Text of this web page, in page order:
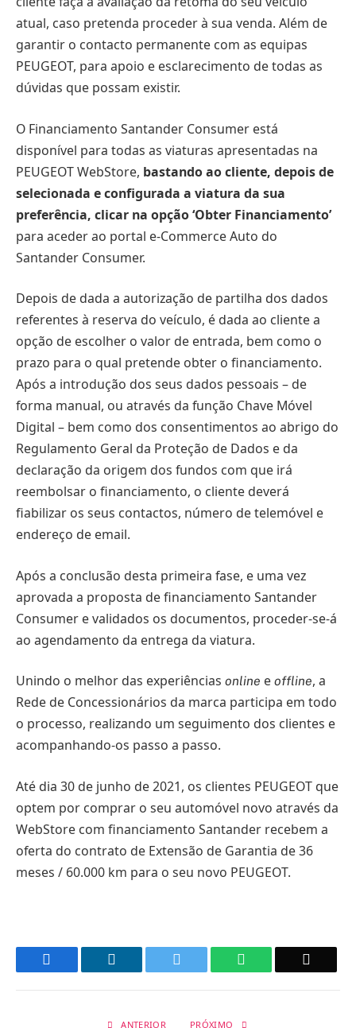
atual, caso pretenda proceder à sua venda. Além de
garantir o contacto permanente com as equipas
PEUGEOT, para apoio e esclarecimento de todas as
dúvidas que possam existir.
O Financiamento Santander Consumer está
disponível para todas as viaturas apresentadas na
PEUGEOT WebStore, bastando ao cliente, depois de
selecionada e configurada a viatura da sua
preferência, clicar na opção ‘Obter Financiamento’
para aceder ao portal e-Commerce Auto do
Santander Consumer.
Depois de dada a autorização de partilha dos dados
referentes à reserva do veículo, é dada ao cliente a
opção de escolher o valor de entrada, bem como o
prazo para o qual pretende obter o financiamento.
Após a introdução dos seus dados pessoais – de
forma manual, ou através da função Chave Móvel
Digital – bem como dos consentimentos ao abrigo do
Regulamento Geral da Proteção de Dados e da
declaração da origem dos fundos com que irá
reembolsar o financiamento, o cliente deverá
fiabilizar os seus contactos, número de telemóvel e
endereço de email.
Após a conclusão desta primeira fase, e uma vez
aprovada a proposta de financiamento Santander
Consumer e validados os documentos, proceder-se-á
ao agendamento da entrega da viatura.
Unindo o melhor das experiências online e offline, a
Rede de Concessionários da marca participa em todo
o processo, realizando um seguimento dos clientes e
acompanhando-os passo a passo.
Até dia 30 de junho de 2021, os clientes PEUGEOT que
optem por comprar o seu automóvel novo através da
WebStore com financiamento Santander recebem a
oferta do contrato de Extensão de Garantia de 36
meses / 60.000 km para o seu novo PEUGEOT.
WhatsApp
ANTERIOR PRÓXIMO